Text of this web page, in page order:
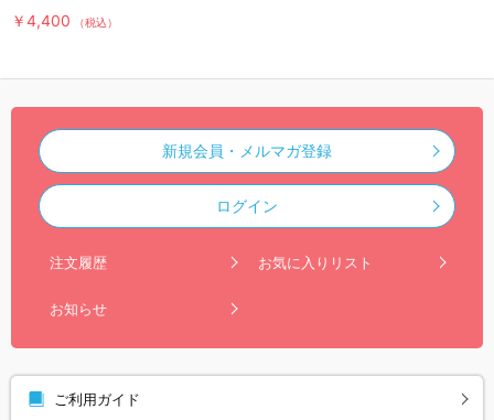
￥4,400 （税込）
新規会員・メルマガ登録
ログイン
注文履歴 お気に入りリスト
お知らせ
ご利用ガイド